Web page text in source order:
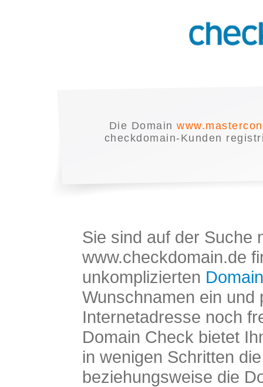
Die Domain
checkdomain-Kunden
Sie sind auf der Suche
www.checkdomain.de
unkomplizierten
Wunschnamen ein und
Internetadresse noch
Domain Check bietet
in wenigen Schritten
beziehungsweise die